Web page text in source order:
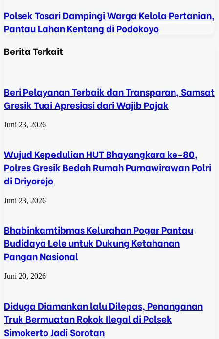
Polsek Tosari Dampingi Warga Kelola Pertanian,
Pantau Lahan Kentang di Podokoyo
Berita Terkait
Beri Pelayanan Terbaik dan Transparan, Samsat
Gresik Tuai Apresiasi dari Wajib Pajak
Juni 23, 2026
Wujud Kepedulian HUT Bhayangkara ke-80,
Polres Gresik Bedah Rumah Purnawirawan Polri
di Driyorejo
Juni 23, 2026
Bhabinkamtibmas Kelurahan Pogar Pantau
Budidaya Lele untuk Dukung Ketahanan
Pangan Nasional
Juni 20, 2026
Diduga Diamankan lalu Dilepas, Penanganan
Truk Bermuatan Rokok Ilegal di Polsek
Simokerto Jadi Sorotan